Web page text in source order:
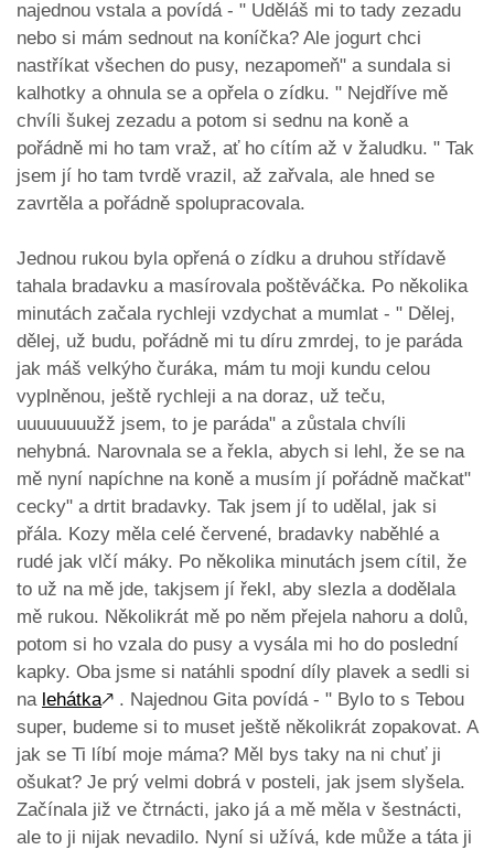
najednou vstala a povídá - " Uděláš mi to tady zezadu
nebo si mám sednout na koníčka? Ale jogurt chci
nastříkat všechen do pusy, nezapomeň" a sundala si
kalhotky a ohnula se a opřela o zídku. " Nejdříve mě
chvíli šukej zezadu a potom si sednu na koně a
pořádně mi ho tam vraž, ať ho cítím až v žaludku. " Tak
jsem jí ho tam tvrdě vrazil, až zařvala, ale hned se
zavrtěla a pořádně spolupracovala.
Jednou rukou byla opřená o zídku a druhou střídavě
tahala bradavku a masírovala poštěváčka. Po několika
minutách začala rychleji vzdychat a mumlat - " Dělej,
dělej, už budu, pořádně mi tu díru zmrdej, to je paráda
jak máš velkýho čuráka, mám tu moji kundu celou
vyplněnou, ještě rychleji a na doraz, už teču,
uuuuuuuužž jsem, to je paráda" a zůstala chvíli
nehybná. Narovnala se a řekla, abych si lehl, že se na
mě nyní napíchne na koně a musím jí pořádně mačkat"
cecky" a drtit bradavky. Tak jsem jí to udělal, jak si
přála. Kozy měla celé červené, bradavky naběhlé a
rudé jak vlčí máky. Po několika minutách jsem cítil, že
to už na mě jde, takjsem jí řekl, aby slezla a dodělala
mě rukou. Několikrát mě po něm přejela nahoru a dolů,
potom si ho vzala do pusy a vysála mi ho do poslední
kapky. Oba jsme si natáhli spodní díly plavek a sedli si
na lehátka🡕 . Najednou Gita povídá - " Bylo to s Tebou
super, budeme si to muset ještě několikrát zopakovat. A
jak se Ti líbí moje máma? Měl bys taky na ni chuť ji
ošukat? Je prý velmi dobrá v posteli, jak jsem slyšela.
Začínala již ve čtrnácti, jako já a mě měla v šestnácti,
ale to ji nijak nevadilo. Nyní si užívá, kde může a táta ji